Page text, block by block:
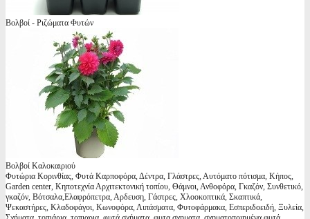
Βολβοί - Ριζώματα Φυτών
Βολβοί Καλοκαιριού
Φυτώρια Κορινθίας, Φυτά Καρποφόρα, Δέντρα, Γλάστρες, Αυτόματο πότισμα, Κήπος,
Garden center, Κηποτεχνία Αρχιτεκτονική τοπίου, Θάμνοι, Ανθοφόρα, Γκαζόν, Συνθετικό,
γκαζόν, Βότσαλα,Ελαφρόπετρα, Αρδευση, Γάστρες, Χλοοκοπτικά, Σκαπτικά,
Ψεκαστήρες, Κλαδοφάγοι, Κωνοφόρα, Λιπάσματα, Φυτοφάρμακα, Εσπεριδοειδή, Ξυλεία,